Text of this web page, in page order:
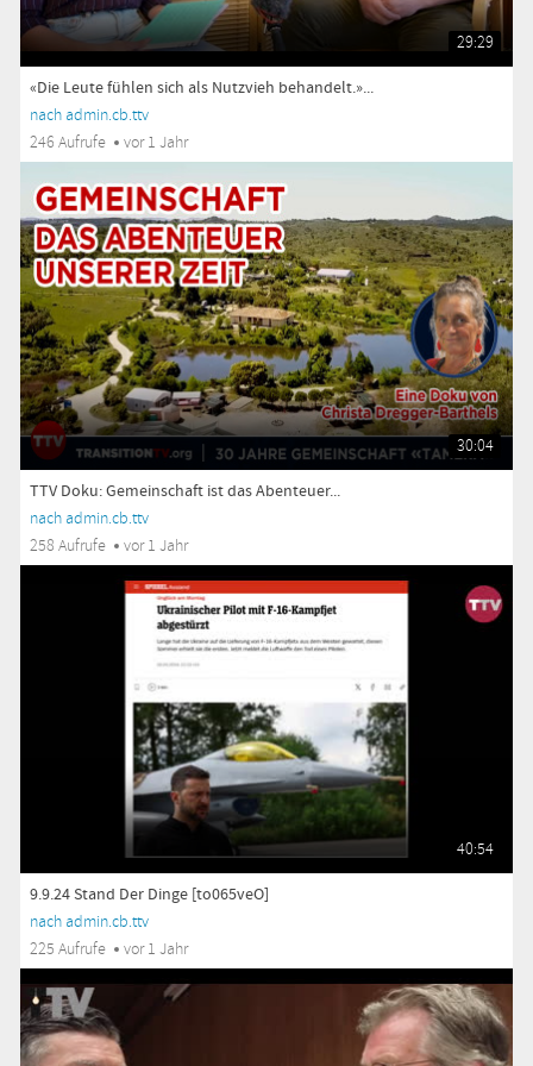
29:29
«Die Leute fühlen sich als Nutzvieh behandelt.»...
nach admin.cb.ttv
246 Aufrufe
vor 1 Jahr
30:04
TTV Doku: Gemeinschaft ist das Abenteuer...
nach admin.cb.ttv
258 Aufrufe
vor 1 Jahr
40:54
9.9.24 Stand Der Dinge [to065veO]
nach admin.cb.ttv
225 Aufrufe
vor 1 Jahr